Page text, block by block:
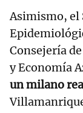
Asimismo, el
Consejería
y Economía
un milano